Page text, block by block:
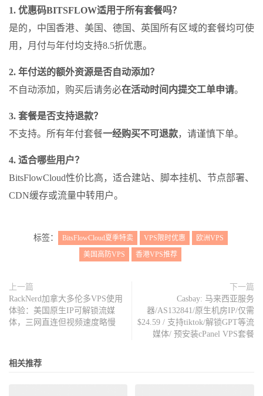
1. 优惠码BITSFLOW适用于所有套餐吗？
是的，中国香港、美国、德国、英国所有区域的套餐均可使
用，月付与年付均支持8.5折优惠。
2. 年付送的额外资源是否自动添加？
不自动添加，购买后请务必在活动时间内提交工单申请。
3. 套餐是否支持退款？
不支持。所有年付套餐一经购买不可退款，请谨慎下单。
4. 适合哪些用户？
BitsFlowCloud性价比高，适合建站、脚本挂机、节点部署、
CDN缓存或流量中转用户。
标签： BitsFlowCloud夏季特卖 VPS限时优惠
欧洲VPS
美国高防VPS
香港VPS推荐
上一篇
RackNerd加拿大多伦多VPS使用
体验：美国原生IP可解锁流媒
体，三网直连但视频速度略慢
下一篇
Casbay: 马来西亚服务
器/AS132841/原生机房IP/仅需
$24.59 / 支持tiktok/解锁GPT等流
媒体/ 预安装cPanel VPS套餐
相关推荐